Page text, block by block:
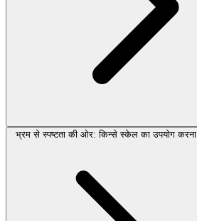
भ्रम से स्पष्टता की ओर: किन्से स्केल का उपयोग करना